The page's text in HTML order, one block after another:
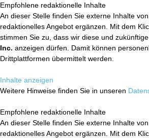
Empfohlene redaktionelle Inhalte
An dieser Stelle finden Sie externe Inhalte von
redaktionelles Angebot ergänzen. Mit dem
stimmen Sie zu, dass wir diese und
Inc. anzeigen dürfen. Damit können
Drittplattformen übermittelt werden.
Inhalte anzeigen
Weitere Hinweise finden Sie in unseren
Empfohlene redaktionelle Inhalte
An dieser Stelle finden Sie externe Inhalte von
redaktionelles Angebot ergänzen. Mit dem